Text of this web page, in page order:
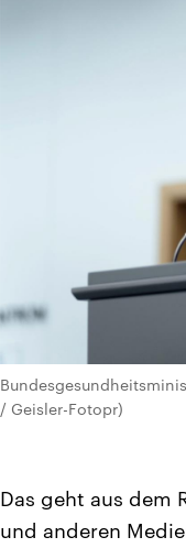
/ Geisler-Fotopr)
Das geht aus dem
und anderen